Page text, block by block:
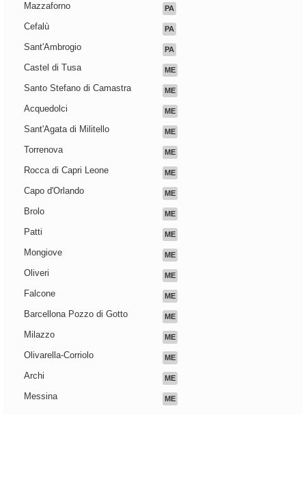
Mazzaforno PA
Cefalù PA
Sant'Ambrogio PA
Castel di Tusa ME
Santo Stefano di Camastra ME
Acquedolci ME
Sant'Agata di Militello ME
Torrenova ME
Rocca di Capri Leone ME
Capo d'Orlando ME
Brolo ME
Patti ME
Mongiove ME
Oliveri ME
Falcone ME
Barcellona Pozzo di Gotto ME
Milazzo ME
Olivarella-Corriolo ME
Archi ME
Messina ME